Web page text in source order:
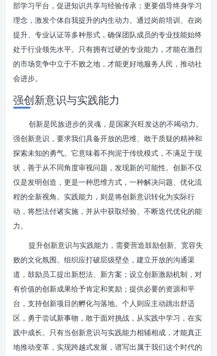
部学习平台，促进知识共享与经验传承；更要倡导终身学习
理念，激发个体自我提升的内生动力。通过岗前培训、在岗
提升、专业认证等多种形式，确保团队成员的专业技能始终
处于行业领先水平。只有拥有过硬的专业能力，才能在激烈
的市场竞争中立于不败之地，才能更好地服务人民，推动社
会进步。
强创新意识与实践能力
创新是民族进步的灵魂，是国家兴旺发达的不竭动力。
强创新意识，要求我们具备开放的思维、敢于质疑的精神和
探索未知的勇气。它意味着不拘泥于传统模式，不满足于现
状，善于从不同角度审视问题，发现新的可能性。创新不仅
仅是发明创造，更是一种思维方式，一种解决问题、优化流
程的全新视角。实践能力，则是将创新意识转化为实际行
动，将想法付诸实施，并从中获取经验、不断迭代优化的能
力。
提升创新意识与实践能力，需要营造鼓励创新、宽容失
败的文化氛围。组织应打破层级壁垒，建立开放的沟通渠
道，鼓励员工提出新想法、新方案；设立创新激励机制，对
有价值的创新成果给予肯定和奖励；提供必要的资源和平
台，支持创新项目的孵化与落地。个人则应主动跳出舒适
区，勇于尝试新事物，敢于面对挑战，从实践中学习，在实
践中成长。只有当创新意识与实践能力相辅相成，才能真正
地推动变革，实现跨越式发展，谱写出属于我们这个时代的